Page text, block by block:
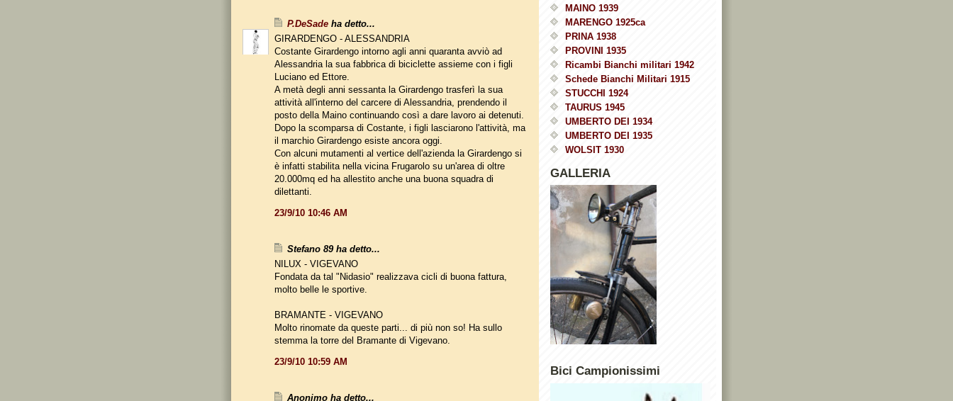
P.DeSade ha detto...
GIRARDENGO - ALESSANDRIA
Costante Girardengo intorno agli anni quaranta avviò ad
Alessandria la sua fabbrica di biciclette assieme con i figli
Luciano ed Ettore.
A metà degli anni sessanta la Girardengo trasferì la sua
attività all'interno del carcere di Alessandria, prendendo il
posto della Maino continuando così a dare lavoro ai detenuti.
Dopo la scomparsa di Costante, i figli lasciarono l'attività, ma
il marchio Girardengo esiste ancora oggi.
Con alcuni mutamenti al vertice dell'azienda la Girardengo si
è infatti stabilita nella vicina Frugarolo su un'area di oltre
20.000mq ed ha allestito anche una buona squadra di
dilettanti.
23/9/10 10:46 AM
Stefano 89 ha detto...
NILUX - VIGEVANO
Fondata da tal "Nidasio" realizzava cicli di buona fattura,
molto belle le sportive.
BRAMANTE - VIGEVANO
Molto rinomate da queste parti... di più non so! Ha sullo
stemma la torre del Bramante di Vigevano.
23/9/10 10:59 AM
Anonimo ha detto...
MAINO 1939
MARENGO 1925ca
PRINA 1938
PROVINI 1935
Ricambi Bianchi militari 1942
Schede Bianchi Militari 1915
STUCCHI 1924
TAURUS 1945
UMBERTO DEI 1934
UMBERTO DEI 1935
WOLSIT 1930
GALLERIA
Bici Campionissimi